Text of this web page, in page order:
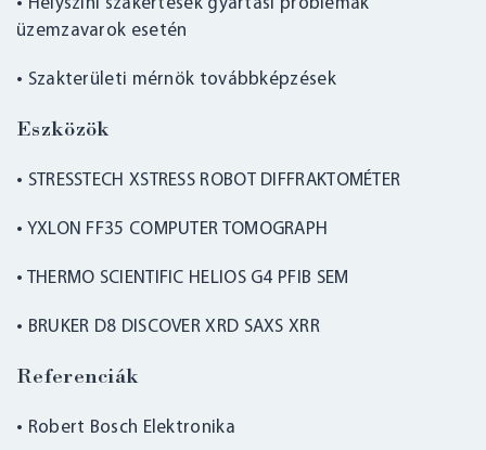
• Helyszíni szakértések gyártási problémák
üzemzavarok esetén
• Szakterületi mérnök továbbképzések
Eszközök
• STRESSTECH XSTRESS ROBOT DIFFRAKTOMÉTER
• YXLON FF35 COMPUTER TOMOGRAPH
• THERMO SCIENTIFIC HELIOS G4 PFIB SEM
• BRUKER D8 DISCOVER XRD SAXS XRR
Referenciák
• Robert Bosch Elektronika